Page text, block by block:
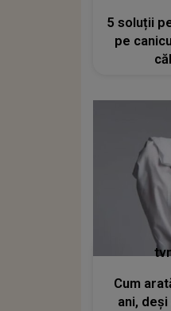
5 soluții
pe
Cum
ani,